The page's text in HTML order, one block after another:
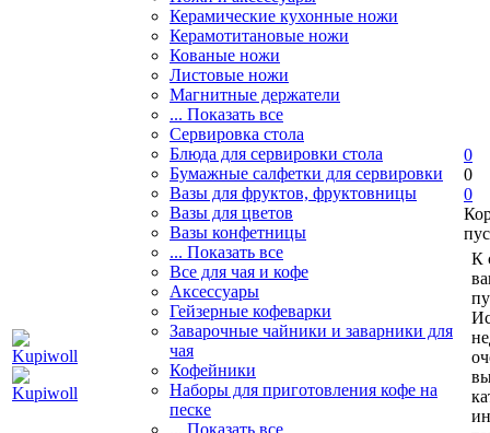
Керамические кухонные ножи
Керамотитановые ножи
Кованые ножи
Листовые ножи
Магнитные держатели
... Показать все
Сервировка стола
Блюда для сервировки стола
Бумажные салфетки для сервировки
Вазы для фруктов, фруктовницы
Вазы для цветов
Вазы конфетницы
... Показать все
Все для чая и кофе
Аксессуары
Гейзерные кофеварки
Заварочные чайники и заварники для
чая
Кофейники
Наборы для приготовления кофе на
песке
... Показать все
0
0
0
К